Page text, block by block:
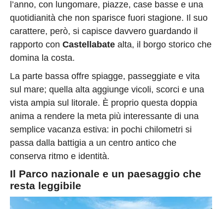
l’anno, con lungomare, piazze, case basse e una
quotidianità che non sparisce fuori stagione. Il suo
carattere, però, si capisce davvero guardando il
rapporto con Castellabate alta, il borgo storico che
domina la costa.
La parte bassa offre spiagge, passeggiate e vita
sul mare; quella alta aggiunge vicoli, scorci e una
vista ampia sul litorale. È proprio questa doppia
anima a rendere la meta più interessante di una
semplice vacanza estiva: in pochi chilometri si
passa dalla battigia a un centro antico che
conserva ritmo e identità.
Il Parco nazionale e un paesaggio che
resta leggibile